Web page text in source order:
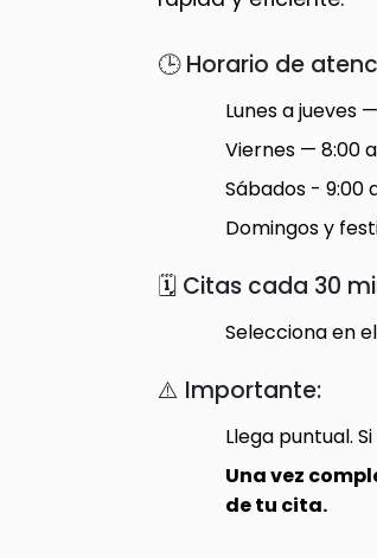
🕒 Horario de
Lunes a jueves
Viernes — 8:00
Sábados - 9:00
Domingos y
🗓️ Citas cada 30
Selecciona en
⚠️ Importante:
Llega puntual.
Una vez
de tu cita.